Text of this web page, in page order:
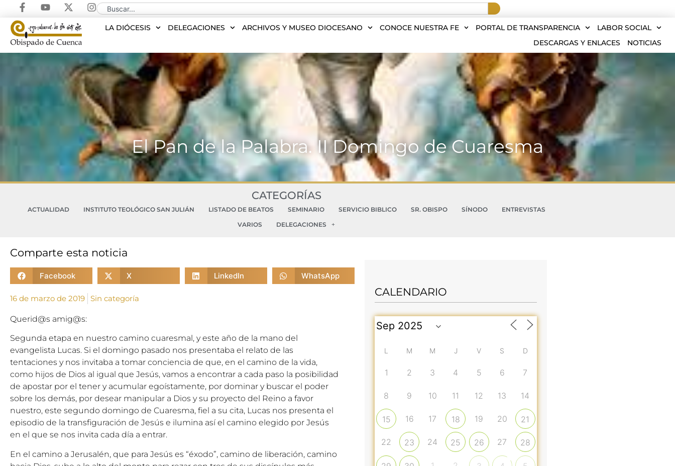
LA DIÓCESIS DELEGACIONES ARCHIVOS Y MUSEO DIOCESANO CONOCE NUESTRA FE PORTAL DE TRANSPARENCIA
LABOR SOCIAL
DESCARGAS Y ENLACES
NOTICIAS
El Pan de la Palabra. II Domingo de Cuaresma
CATEGORÍAS
ACTUALIDAD INSTITUTO TEOLÓGICO SAN JULIÁN LISTADO DE BEATOS SEMINARIO SERVICIO BIBLICO SR. OBISPO SÍNODO
ENTREVISTAS
VARIOS
DELEGACIONES
Comparte esta noticia
Facebook X LinkedIn WhatsApp
16 de marzo de 2019 Sin categoría
Querid@s amig@s:
Segunda etapa en nuestro camino cuaresmal, y este año de la mano del
evangelista Lucas. Si el domingo pasado nos presentaba el relato de las
tentaciones y nos invitaba a tomar conciencia de que, en el camino de la vida,
como hijos de Dios al igual que Jesús, vamos a encontrar a cada paso la posibilidad
de apostar por el tener y acumular egoístamente, por dominar y buscar el poder
sobre los demás, por desear manipular a Dios y su proyecto del Reino a favor
nuestro, este segundo domingo de Cuaresma, fiel a su cita, Lucas nos presenta el
episodio de la transfiguración de Jesús e ilumina así el camino elegido por Jesús
en el que se nos invita cada día a entrar.
En el camino a Jerusalén, que para Jesús es “éxodo”, camino de liberación, camino
CALENDARIO
L M M J V S D
1 2 3 4 5 6 7
8 9 10 11 12 13 14
15 16 17 18 19 20 21
22 23 24 25 26 27 28